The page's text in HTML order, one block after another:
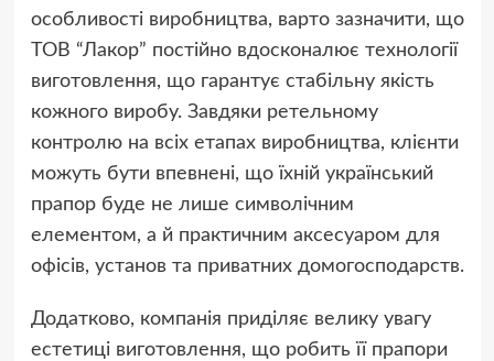
особливості виробництва, варто зазначити, що
ТОВ “Лакор” постійно вдосконалює технології
виготовлення, що гарантує стабільну якість
кожного виробу. Завдяки ретельному
контролю на всіх етапах виробництва, клієнти
можуть бути впевнені, що їхній український
прапор буде не лише символічним
елементом, а й практичним аксесуаром для
офісів, установ та приватних домогосподарств.
Додатково, компанія приділяє велику увагу
естетиці виготовлення, що робить її прапори